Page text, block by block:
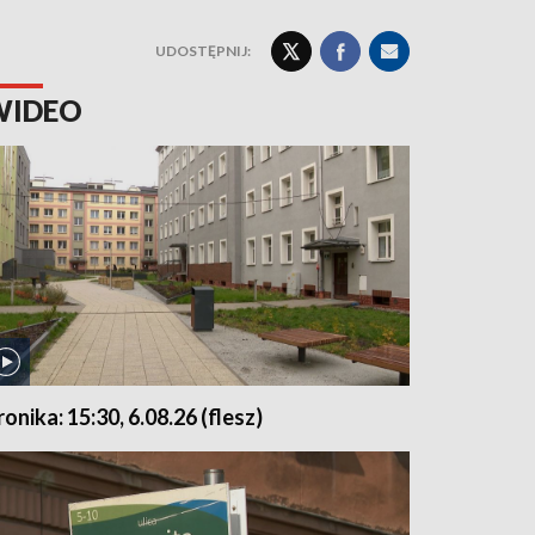
UDOSTĘPNIJ:
15:30, 6.08.26 (flesz)